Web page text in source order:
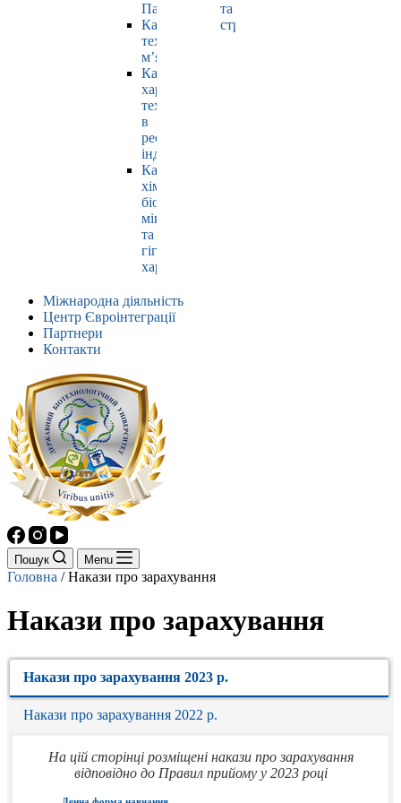
Павлюк
Кафедра
технології
м’яса
Кафедра
харчових
технологій
в
ресторанній
індустрії
Кафедра
хімії,
біохімії,
мікробіології
та
гігієни
харчування
та
страхування
Міжнародна діяльність
Центр Євроінтеграції
Партнери
Контакти
Пошук Menu
Головна /Накази про зарахування
Накази про зарахування
Накази про зарахування 2023 р.
Накази про зарахування 2022 р.
На цій сторінці розміщені накази про зарахування
відповідно до Правил прийому у 2023 році